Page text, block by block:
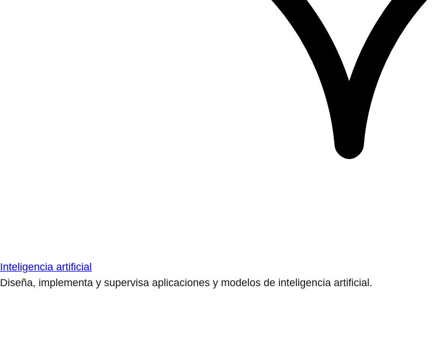
Inteligencia artificial
Diseña, implementa y supervisa aplicaciones y modelos de inteligencia artificial.